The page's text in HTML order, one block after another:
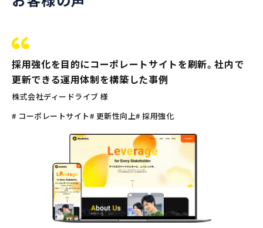
採用強化を目的にコーポレートサイトを刷新。社内で
更新できる運用体制を構築した事例
株式会社ディードライブ 様
# コーポレートサイト# 更新性向上# 採用強化